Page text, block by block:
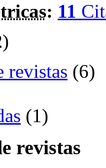
: 11
)
revistas (6)
(1)
revistas